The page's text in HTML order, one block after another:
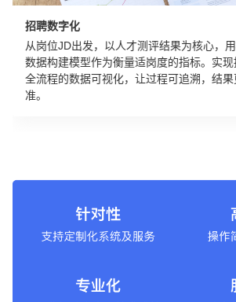
招聘数字化
从岗位JD出发，以人才测评结果为核心，
数据构建模型作为衡量适岗度的指标。实现
全流程的数据可视化，让过程可追溯，结果
准。